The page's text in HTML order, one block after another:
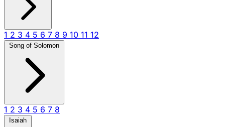
1 2 3 4 5 6 7 8 9 10 11 12
Song of Solomon
1 2 3 4 5 6 7 8
Isaiah